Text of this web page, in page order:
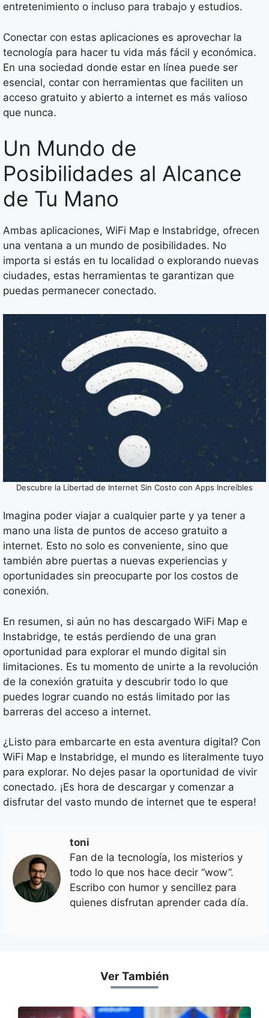
entretenimiento o incluso para trabajo y estudios.
Conectar con estas aplicaciones es aprovechar la
tecnología para hacer tu vida más fácil y económica.
En una sociedad donde estar en línea puede ser
esencial, contar con herramientas que faciliten un
acceso gratuito y abierto a internet es más valioso
que nunca.
Un Mundo de
Posibilidades al Alcance
de Tu Mano
Ambas aplicaciones, WiFi Map e Instabridge, ofrecen
una ventana a un mundo de posibilidades. No
importa si estás en tu localidad o explorando nuevas
ciudades, estas herramientas te garantizan que
puedas permanecer conectado.
Descubre la Libertad de Internet Sin Costo con Apps Increíbles
Imagina poder viajar a cualquier parte y ya tener a
mano una lista de puntos de acceso gratuito a
internet. Esto no solo es conveniente, sino que
también abre puertas a nuevas experiencias y
oportunidades sin preocuparte por los costos de
conexión.
En resumen, si aún no has descargado WiFi Map e
Instabridge, te estás perdiendo de una gran
oportunidad para explorar el mundo digital sin
limitaciones. Es tu momento de unirte a la revolución
de la conexión gratuita y descubrir todo lo que
puedes lograr cuando no estás limitado por las
barreras del acceso a internet.
¿Listo para embarcarte en esta aventura digital? Con
WiFi Map e Instabridge, el mundo es literalmente tuyo
para explorar. No dejes pasar la oportunidad de vivir
conectado. ¡Es hora de descargar y comenzar a
disfrutar del vasto mundo de internet que te espera!
toni
Fan de la tecnología, los misterios y
todo lo que nos hace decir “wow”.
Escribo con humor y sencillez para
quienes disfrutan aprender cada día.
Ver También